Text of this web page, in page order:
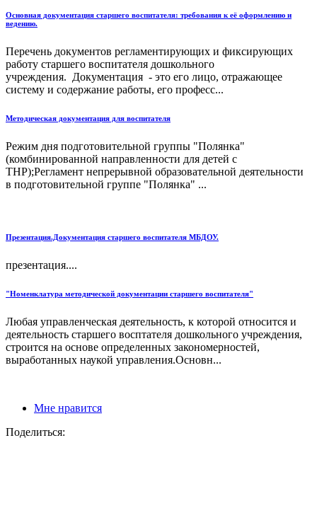
Основная документация старшего воспитателя: требования к её оформлению и
ведению.
Перечень документов регламентирующих и фиксирующих
работу старшего воспитателя дошкольного
учреждения. Документация - это его лицо, отражающее
систему и содержание работы, его професс...
Методическая документация для воспитателя
Режим дня подготовительной группы "Полянка"
(комбинированной направленности для детей с
ТНР);Регламент непрерывной образовательной деятельности
в подготовительной группе "Полянка" ...
Презентация.Документация старшего воспитателя МБДОУ.
презентация....
"Номенклатура методической документации старшего воспитателя"
Любая управленческая деятельность, к которой относится и
деятельность старшего восптателя дошкольного учреждения,
строится на основе определенных закономерностей,
выработанных наукой управления.Основн...
Мне нравится
Поделиться: